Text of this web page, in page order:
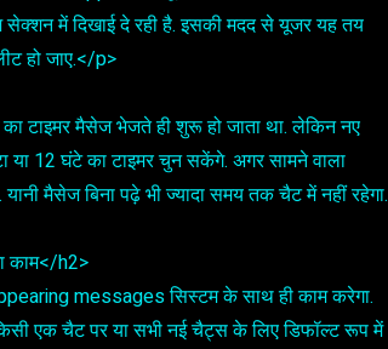
में दिखाई दे रही है. इसकी मदद से यूजर यह तय
हो जाए.</p>
टाइमर मैसेज भेजते ही शुरू हो जाता था. लेकिन नए
या 12 घंटे का टाइमर चुन सकेंगे. अगर सामने वाला
मैसेज बिना पढ़े भी ज्यादा समय तक चैट में नहीं रहेगा.
काम</h2>
messages सिस्टम के साथ ही काम करेगा.
एक चैट पर या सभी नई चैट्स के लिए डिफॉल्ट रूप में